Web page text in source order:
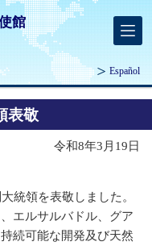
館
Español
表敬
令和8年3月19日
統領を表敬しました。
エルサルバドル、グア
続可能な開発及び天然